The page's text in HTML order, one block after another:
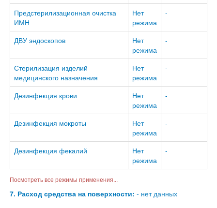
Предстерилизационная очистка
ИМН
Нет
режима
-
ДВУ эндоскопов
Нет
режима
-
Стерилизация изделий
медицинского назначения
Нет
режима
-
Дезинфекция крови
Нет
режима
-
Дезинфекция мокроты
Нет
режима
-
Дезинфекция фекалий
Нет
режима
-
Посмотреть все режимы применения...
7. Расход средства на поверхности: - нет данных